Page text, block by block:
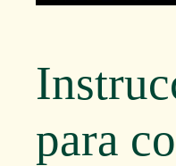
para